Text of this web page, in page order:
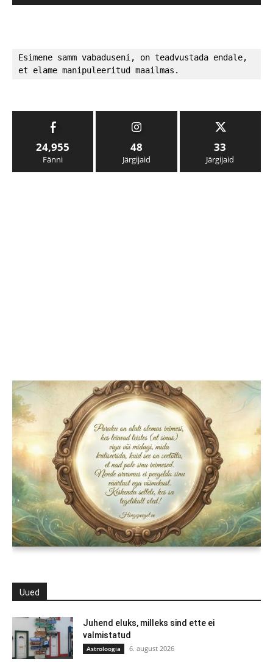
Esimene samm vabaduseni, on teadvustada endale,
et elame manipuleeritud maailmas.
24,955
Fänni
48
Järgijaid
33
Järgijaid
Uued
Juhend eluks, milleks sind ette ei
valmistatud
Astroloogia 6. august 2026